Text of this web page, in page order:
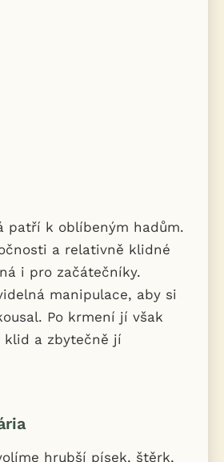
patří k oblíbeným hadům.
a relativně klidné
i pro začátečníky.
manipulace, aby si
Po krmení jí však
klid a zbytečně jí
hrubší písek, štěrk,